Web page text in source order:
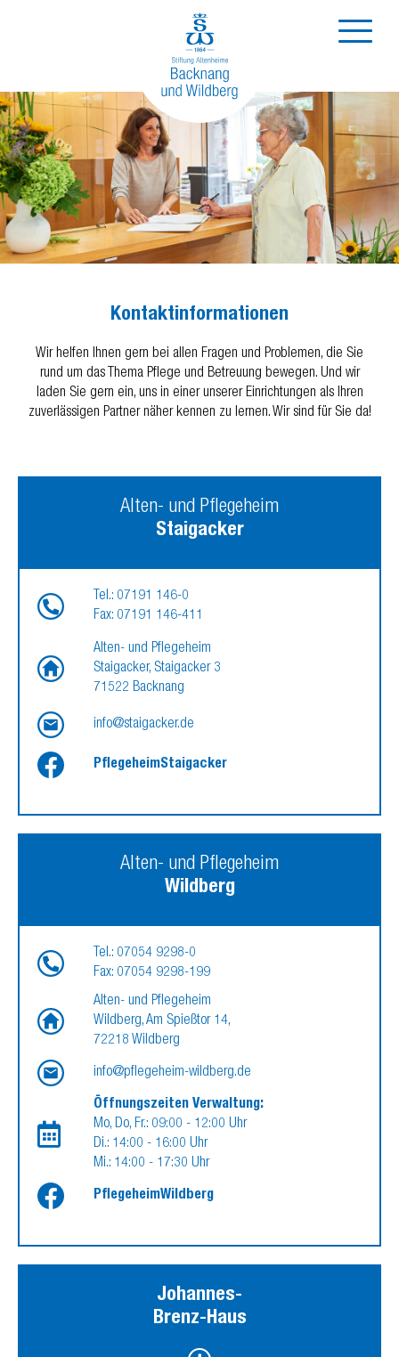
Kontaktinformationen
Wir helfen Ihnen gern bei allen Fragen und Problemen, die Sie
rund um das Thema Pflege und Betreuung bewegen. Und wir
laden Sie gern ein, uns in einer unserer Einrichtungen als Ihren
zuverlässigen Partner näher kennen zu lernen. Wir sind für Sie da!
Alten- und Pflegeheim
Staigacker
Tel.: 07191 146-0
Fax: 07191 146-411
Alten- und Pflegeheim
Staigacker, Staigacker 3
71522 Backnang
info@staigacker.de
PflegeheimStaigacker
Alten- und Pflegeheim
Wildberg
Tel.: 07054 9298-0
Fax: 07054 9298-199
Alten- und Pflegeheim
Wildberg, Am Spießtor 14,
72218 Wildberg
info@pflegeheim-wildberg.de
Öffnungszeiten Verwaltung:
Mo, Do, Fr.: 09:00 - 12:00 Uhr
Di.: 14:00 - 16:00 Uhr
Mi.: 14:00 - 17:30 Uhr
PflegeheimWildberg
Johannes-
Brenz-Haus